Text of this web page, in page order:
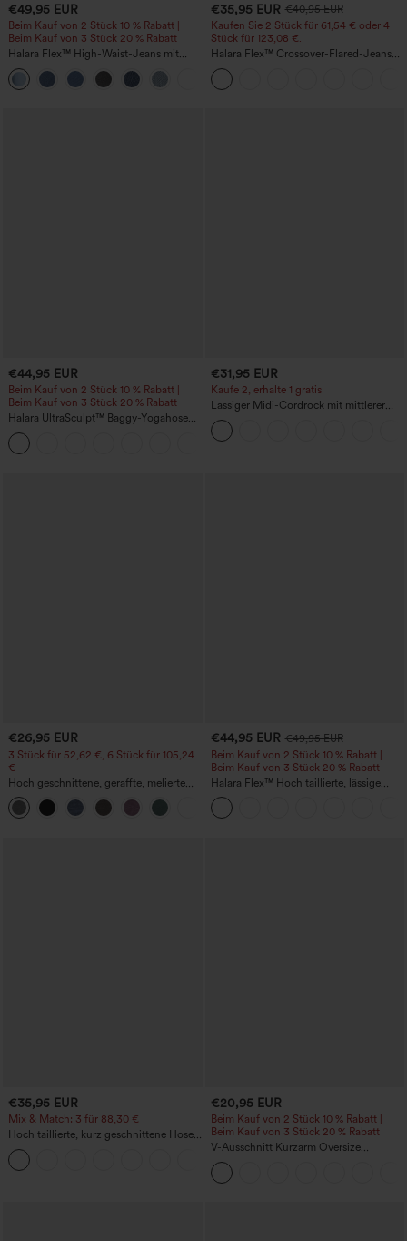
€49,95 EUR
Beim Kauf von 2 Stück 10 % Rabatt |
Beim Kauf von 3 Stück 20 % Rabatt
Halara Flex™ High-Waist-Jeans mit
Bauchkontrolle, weitem Bein und
Taschen
€35,95 EUR €40,95 EUR
Kaufen Sie 2 Stück für 61,54 € oder 4
Stück für 123,08 €.
Halara Flex™ Crossover-Flared-Jeans
aus elastischem Strick-Denim mit
hohem Bund und mehreren Taschen
€44,95 EUR
Beim Kauf von 2 Stück 10 % Rabatt |
Beim Kauf von 3 Stück 20 % Rabatt
Halara UltraSculpt™ Baggy-Yogahose
mit hohem Bund, Bauchkontrolle,
Color-Block-Streifen und Taschen
€31,95 EUR
Kaufe 2, erhalte 1 gratis
Lässiger Midi-Cordrock mit mittlerer
Bundhöhe und vorderseitiger
Klapptasche
€26,95 EUR
3 Stück für 52,62 €, 6 Stück für 105,24
€
Hoch geschnittene, geraffte, melierte
Yoga-Pedal-Pusher-Joggers mit
Taschen
€44,95 EUR €49,95 EUR
Beim Kauf von 2 Stück 10 % Rabatt |
Beim Kauf von 3 Stück 20 % Rabatt
Halara Flex™ Hoch taillierte, lässige
Jeans mit Taschen, umgekrempeltem
Saum, weitem Bein und verwaschenem
Finish
€35,95 EUR
Mix & Match: 3 für 88,30 €
Hoch taillierte, kurz geschnittene Hose
mit Reißverschlusstasche in Leinenoptik
€20,95 EUR
Beim Kauf von 2 Stück 10 % Rabatt |
Beim Kauf von 3 Stück 20 % Rabatt
V-Ausschnitt Kurzarm Oversize
InstantCool schnelltrocknendes Yoga-
Sporttop